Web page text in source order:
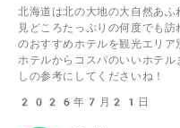
北海道は北の大地の大自然あふ
見どころたっぷりの何度でも
のおすすめホテルを観光エリ
ホテルからコスパのいいホテ
しの参考にしてくださいね！
2026年7月21日